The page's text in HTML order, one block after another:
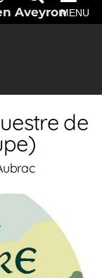
AveyronMENU
de